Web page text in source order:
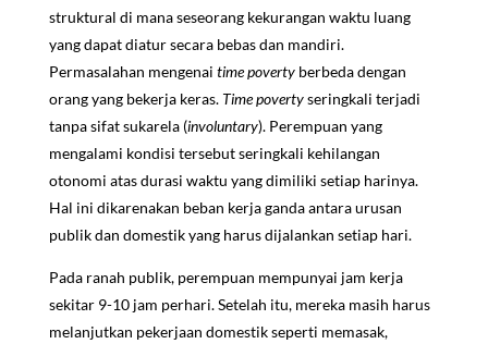
struktural di mana seseorang kekurangan waktu luang
yang dapat diatur secara bebas dan mandiri.
Permasalahan mengenai time povertyberbeda dengan
orang yang bekerja keras. Time povertyseringkali terjadi
tanpa sifat sukarela (involuntary). Perempuan yang
mengalami kondisi tersebut seringkali kehilangan
otonomi atas durasi waktu yang dimiliki setiap harinya.
Hal ini dikarenakan beban kerja ganda antara urusan
publik dan domestik yang harus dijalankan setiap hari.
Pada ranah publik, perempuan mempunyai jam kerja
sekitar 9-10 jam perhari. Setelah itu, mereka masih harus
melanjutkan pekerjaan domestik seperti memasak,